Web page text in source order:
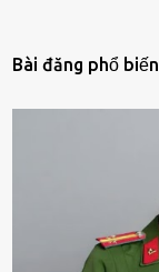
Bài đăng phổ biến